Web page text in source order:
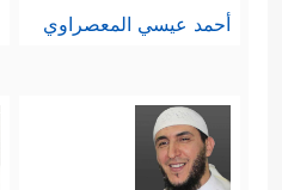
أحمد عيسي المعصراوي